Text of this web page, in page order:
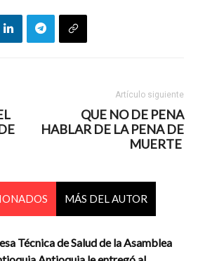
Artículo siguiente
QUE NO DE PENA
HABLAR DE LA PENA DE
MUERTE
MÁS DEL AUTOR
Técnica de Salud de la Asamblea